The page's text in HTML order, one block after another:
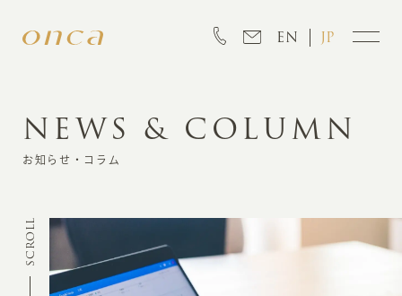
EN JP
INFORMATION
CREATION
NEWS & COLUMN
お知らせ・コラム
SCROLL